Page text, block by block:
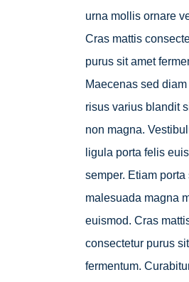
urna mollis ornare
Cras mattis
purus sit amet
Maecenas sed
risus varius blandit
non magna.
ligula porta felis
semper. Etiam porta
malesuada magna
euismod. Cras
consectetur purus
fermentum.